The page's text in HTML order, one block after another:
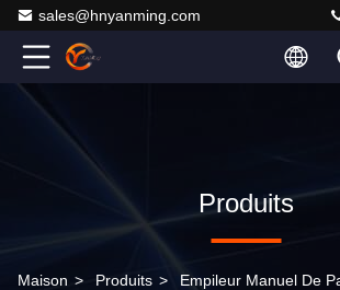
sales@hnyanming.com
Produits
Maison > Produits > Empileur Manuel De